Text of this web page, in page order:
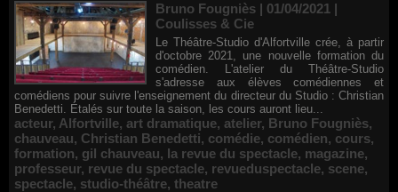
Bruno Fougniès | 01/04/2021 |
Coulisses & Cie
Le Théâtre-Studio d'Alfortville crée, à partir
d'octobre 2021, une nouvelle formation du
comédien. L'atelier du Théâtre-Studio
s'adresse aux élèves comédiennes et
comédiens pour suivre l'enseignement du directeur du Studio : Christian
Benedetti. Étalés sur toute la saison, les cours auront lieu...
acteur, Alfortville, art dramatique, atelier, Bruno Fougniès,
chauveau, Christian Benedetti, comédie, comédien, cours,
formation, gil chauveau, la revue du spectacle, magazine,
professeur, revue du spectacle, revueduspectacle, scene,
spectacle, studio-théâtre, theatre